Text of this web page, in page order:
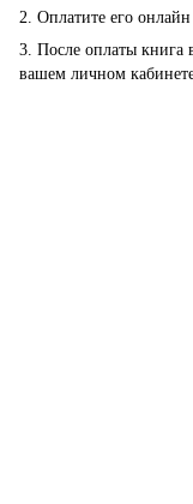
2. Оплатите его онлайн
3. После оплаты книга
вашем личном